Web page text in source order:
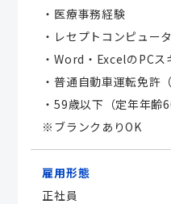
・医療事務経験
・レセプトコンピュー
・Word・ExcelのPCス
・普通自動車運転免許
・59歳以下（定年年齢
※ブランクありOK
雇用形態
正社員